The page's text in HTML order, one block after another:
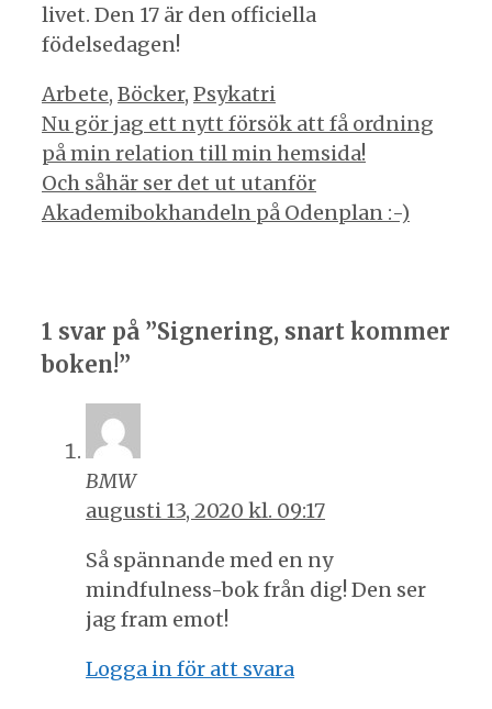
livet. Den 17 är den officiella
födelsedagen!
Kategorier
Arbete, Böcker, Psykatri
Inläggsnavigering
Nu gör jag ett nytt försök att få ordning
på min relation till min hemsida!
Och såhär ser det ut utanför
Akademibokhandeln på Odenplan :-)
1 svar på ”Signering, snart kommer
boken!”
BMW
augusti 13, 2020 kl. 09:17
Så spännande med en ny
mindfulness-bok från dig! Den ser
jag fram emot!
Logga in för att svara